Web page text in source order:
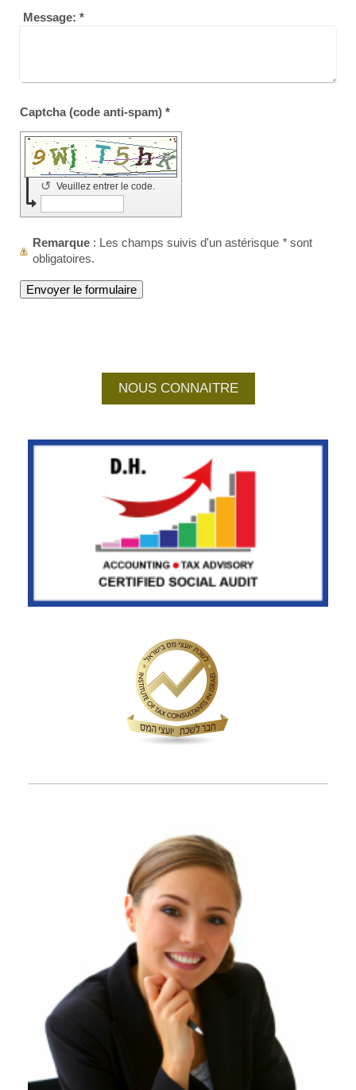
Message: *
Captcha (code anti-spam) *
Veuillez entrer le code.
↺
Remarque : Les champs suivis d'un astérisque * sont
obligatoires.
NOUS CONNAITRE